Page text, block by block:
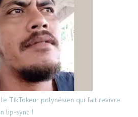
le TikTokeur polynésien qui fait revivre
lip-sync !